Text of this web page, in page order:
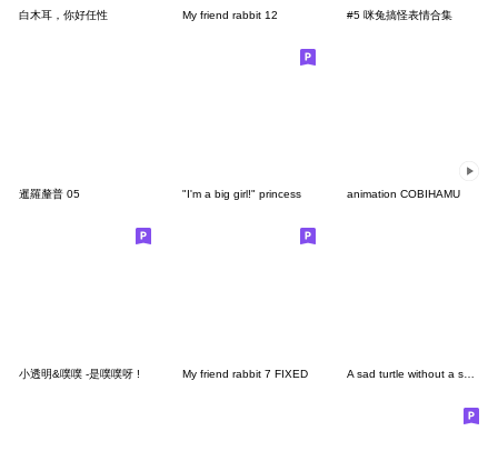
白木耳，你好任性 My friend rabbit 12 #5 咪兔搞怪表情合集
暹羅釐普 05 "I'm a big girl!" princess animation COBIHAMU
小透明&噗噗 -是噗噗呀 ! My friend rabbit 7 FIXED A sad turtle without a shell 3